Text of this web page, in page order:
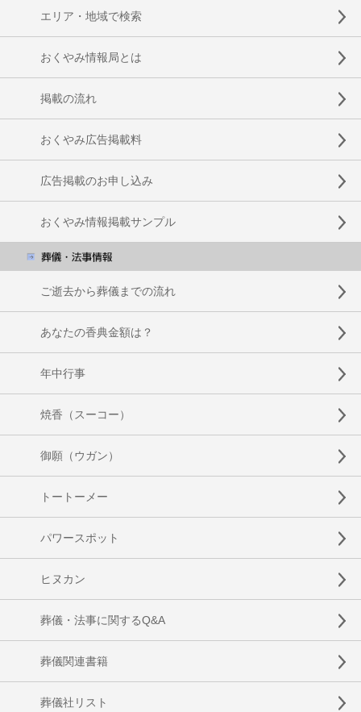
エリア・地域で検索
おくやみ情報局とは
掲載の流れ
おくやみ広告掲載料
広告掲載のお申し込み
おくやみ情報掲載サンプル
ご逝去から葬儀までの流れ
あなたの香典金額は？
年中行事
焼香（スーコー）
御願（ウガン）
トートーメー
パワースポット
ヒヌカン
葬儀・法事に関するQ&A
葬儀関連書籍
葬儀社リスト